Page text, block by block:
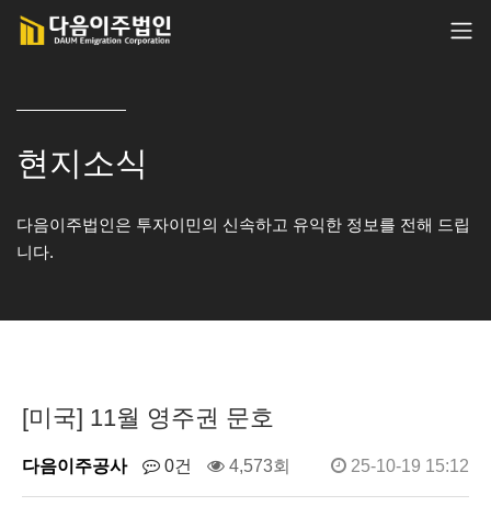
현지소식
다음이주법인은 투자이민의 신속하고 유익한 정보를 전해 드립
니다.
[미국] 11월 영주권 문호
다음이주공사 0건 4,573회 25-10-19 15:12